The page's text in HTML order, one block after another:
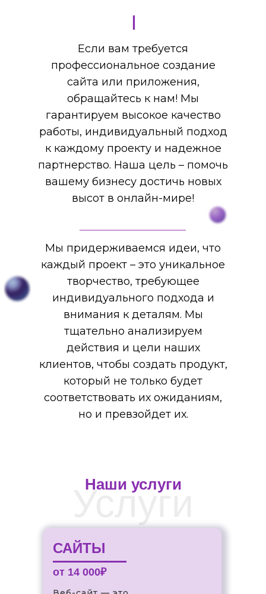
|
Если вам требуется
профессиональное создание
сайта или приложения,
обращайтесь к нам! Мы
гарантируем высокое качество
работы, индивидуальный подход
к каждому проекту и надежное
партнерство. Наша цель – помочь
вашему бизнесу достичь новых
высот в онлайн-мире!
Мы придерживаемся идеи, что
каждый проект – это уникальное
творчество, требующее
индивидуального подхода и
внимания к деталям. Мы
тщательно анализируем
действия и цели наших
клиентов, чтобы создать продукт,
который не только будет
соответствовать их ожиданиям,
но и превзойдет их.
Услуги
САЙТЫ
от 14 000₽
Наши услуги